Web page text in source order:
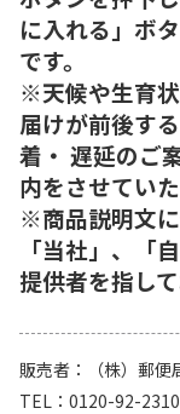
に入れる」ボ
です。
※天候や生育
届けが前後す
着・ 遅延のご
内をさせてい
※商品説明文に
「当社」、「
提供者を指して
販売者
（株）郵
TEL
0120-92-2310